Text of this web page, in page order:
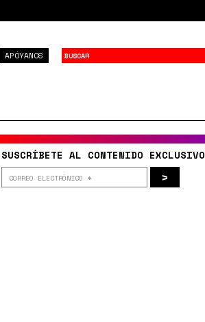
APÓYANOS
SUSCRÍBETE AL CONTENIDO EXCLUSIVO
>